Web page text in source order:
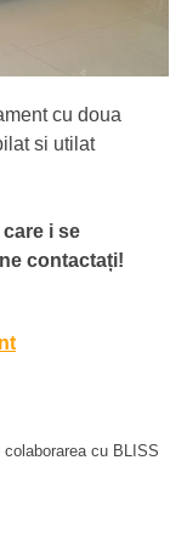
cu doua
si utilat
i se
contactați!
colaborarea cu BLISS